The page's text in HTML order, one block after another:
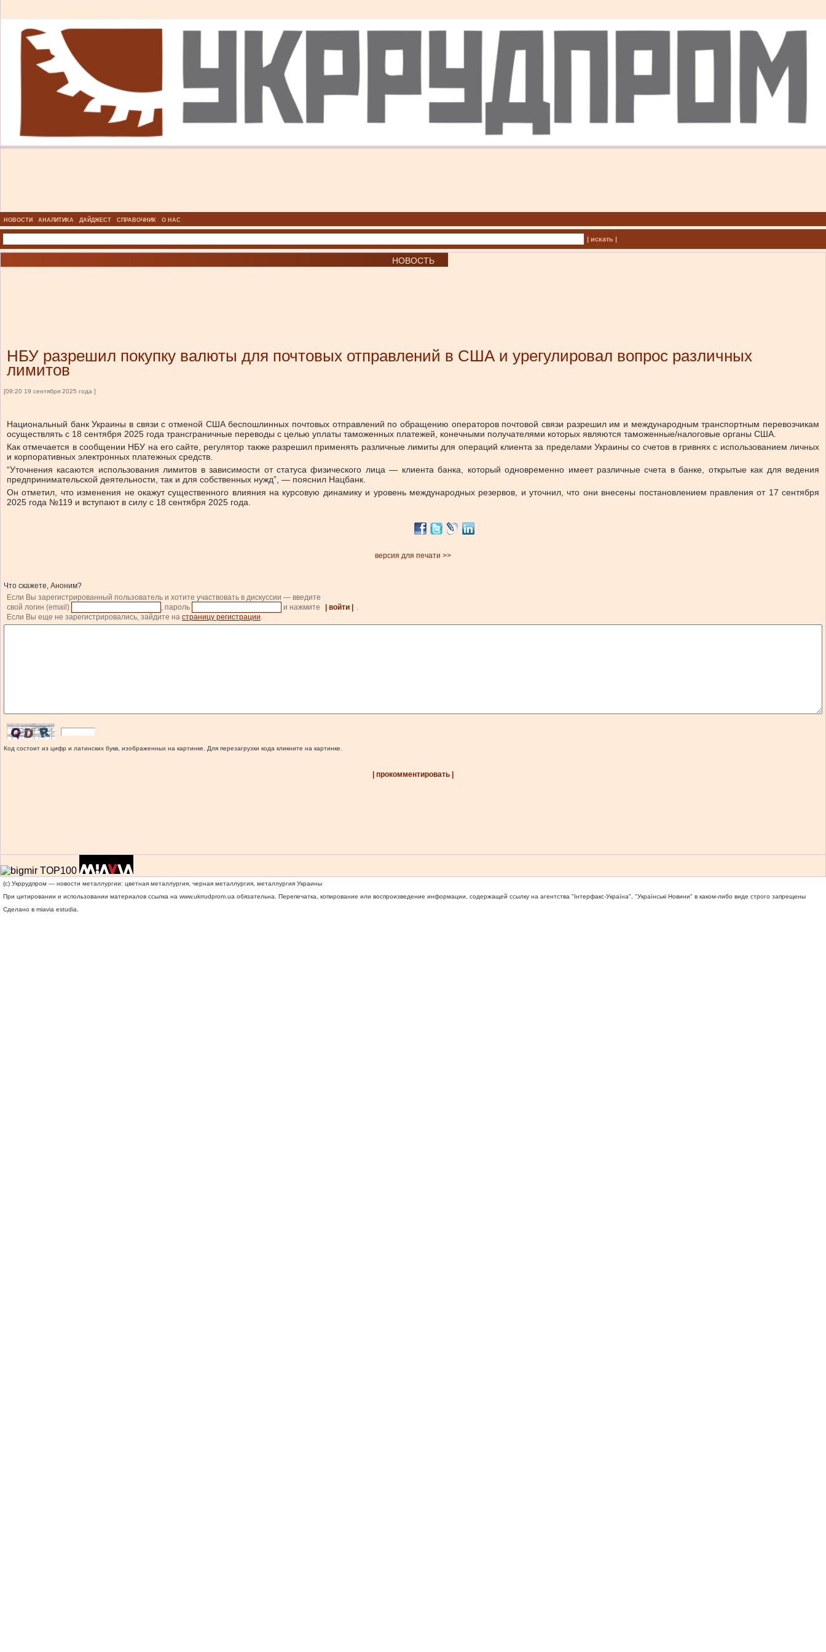
НОВОСТИ АНАЛИТИКА ДАЙДЖЕСТ СПРАВОЧНИК О НАС
| искать |
НОВОСТЬ
НБУ разрешил покупку валюты для почтовых отправлений в США и урегулировал вопрос различных
лимитов
[09:20 19 сентября 2025 года ]
Национальный банк Украины в связи с отменой США беспошлинных почтовых отправлений по обращению операторов почтовой связи разрешил им и международным транспортным перевозчикам
осуществлять с 18 сентября 2025 года трансграничные переводы с целью уплаты таможенных платежей, конечными получателями которых являются таможенные/налоговые органы США.
Как отмечается в сообщении НБУ на его сайте, регулятор также разрешил применять различные лимиты для операций клиента за пределами Украины со счетов в гривнях с использованием личных
и корпоративных электронных платежных средств.
“Уточнения касаются использования лимитов в зависимости от статуса физического лица — клиента банка, который одновременно имеет различные счета в банке, открытые как для ведения
предпринимательской деятельности, так и для собственных нужд”, — пояснил Нацбанк.
Он отметил, что изменения не окажут существенного влияния на курсовую динамику и уровень международных резервов, и уточнил, что они внесены постановлением правления от 17 сентября
2025 года №119 и вступают в силу с 18 сентября 2025 года.
версия для печати >>
Что скажете, Аноним?
Если Вы зарегистрированный пользователь и хотите участвовать в дискуссии — введите
свой логин (email)
, пароль и нажмите | войти |
.
Если Вы еще не зарегистрировались, зайдите на страницу регистрации.
Код состоит из цифр и латинских букв, изображенных на картинке. Для перезагрузки кода кликните на картинке.
| прокомментировать |
(c) Укррудпром — новости металлургии: цветная металлургия, черная металлургия, металлургия Украины
При цитировании и использовании материалов ссылка на www.ukrrudprom.ua обязательна. Перепечатка, копирование или воспроизведение информации, содержащей ссылку на агентства "Iнтерфакс-Україна", "Українськi Новини" в каком-либо виде строго запрещены
Сделано в miavia estudia.